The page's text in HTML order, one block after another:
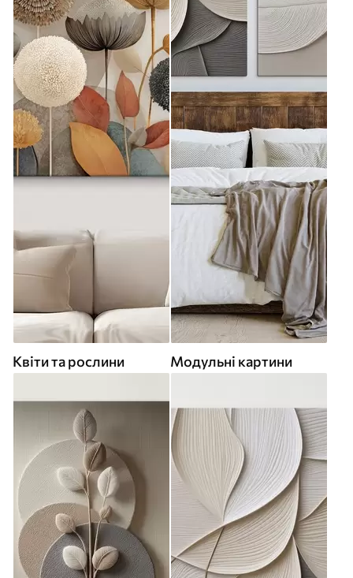
Квіти та рослини Модульні картини